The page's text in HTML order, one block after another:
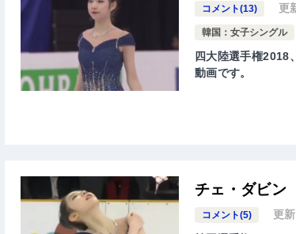
コメント(13) 更
韓国：女子シングル
四大陸選手権2018
動画です。
チェ・ダビ
コメント(5) 更